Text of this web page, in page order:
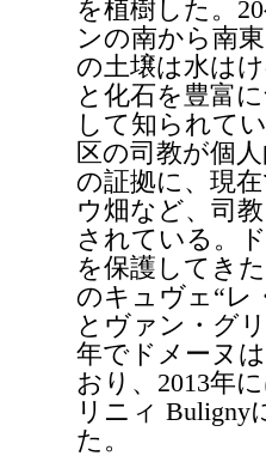
を植樹した。
ンの南から南
の土壌は水は
と化石を豊富
して知られて
区の司教が個
の証拠に、現
ウ畑など、司
されている。
を保護してき
のキュヴェ“レ
とヴァン・グ
年でドメーヌ
おり、2013年
リニィ Buligny
た。